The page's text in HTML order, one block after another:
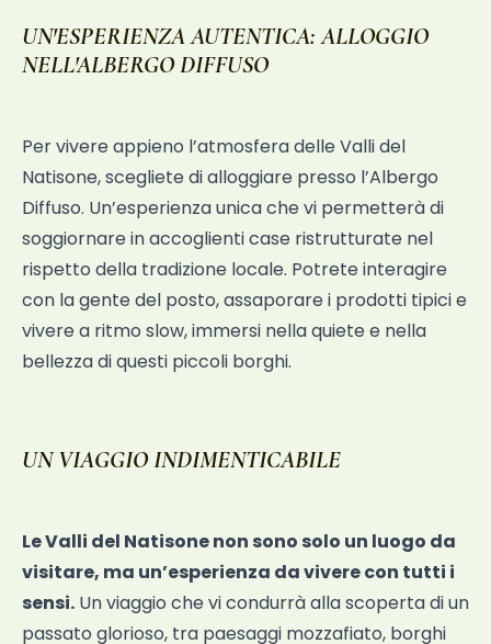
UN'ESPERIENZA AUTENTICA: ALLOGGIO
NELL'ALBERGO DIFFUSO
Per vivere appieno l’atmosfera delle Valli del
Natisone, scegliete di alloggiare presso l’Albergo
Diffuso. Un’esperienza unica che vi permetterà di
soggiornare in accoglienti case ristrutturate nel
rispetto della tradizione locale. Potrete interagire
con la gente del posto, assaporare i prodotti tipici e
vivere a ritmo slow, immersi nella quiete e nella
bellezza di questi piccoli borghi.
UN VIAGGIO INDIMENTICABILE
Le Valli del Natisone non sono solo un luogo da
visitare, ma un’esperienza da vivere con tutti i
sensi. Un viaggio che vi condurrà alla scoperta di un
passato glorioso, tra paesaggi mozzafiato, borghi